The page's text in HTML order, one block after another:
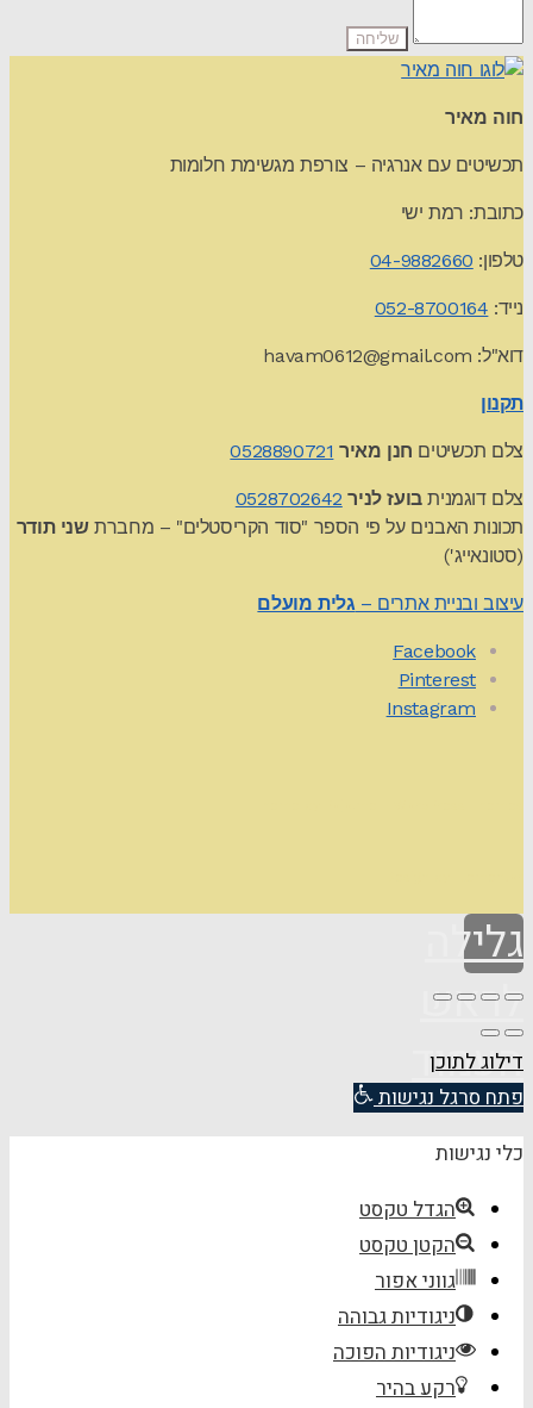
חוה מאיר
תכשיטים עם אנרגיה – צורפת מגשימת חלומות
כתובת: רמת ישי
טלפון: 04-9882660
נייד: 052-8700164
דוא"ל: havam0612@gmail.com
תקנון
צלם תכשיטים חנן מאיר 0528890721
צלם דוגמניתבועז לניר 0528702642
תכונות האבנים על פי הספר "סוד הקריסטלים" – מחברתשני תודר
(סטונאייג')
עיצוב ובניית אתרים –גלית מועלם
Facebook
Pinterest
Instagram
גלילה
לראש
העמוד
דילוג לתוכן
פתח סרגל נגישות
כלי נגישות
הגדל טקסט
הקטן טקסט
גווני אפור
ניגודיות גבוהה
ניגודיות הפוכה
רקע בהיר